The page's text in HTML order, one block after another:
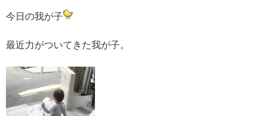
今日の我が子
最近力がついてきた我が子。